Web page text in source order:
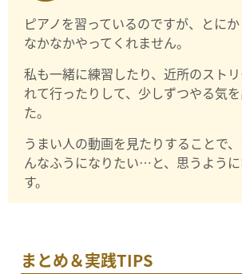
ピアノを習っているのですが、とに
なかなかやってくれません。
私も一緒に練習したり、近所のスト
れて行ったりして、少しずつやる気
た。
うまい人の動画を見たりすることで
んなふうになりたい…と、思うよう
す。
まとめ＆実践TIPS